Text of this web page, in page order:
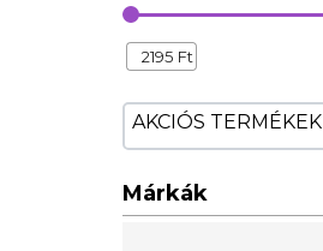
2195 Ft
AKCIÓS TERMÉKEK
Márkák